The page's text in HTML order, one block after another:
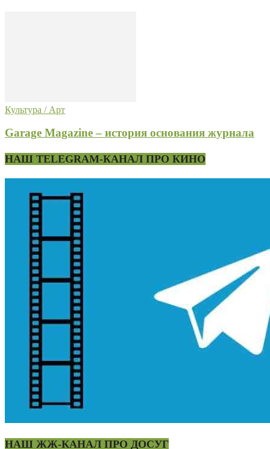
Культура / Арт
Garage Magazine – история основания журнала
НАШ TELEGRAM-КАНАЛ ПРО КИНО
НАШ ЖЖ-КАНАЛ ПРО ДОСУГ